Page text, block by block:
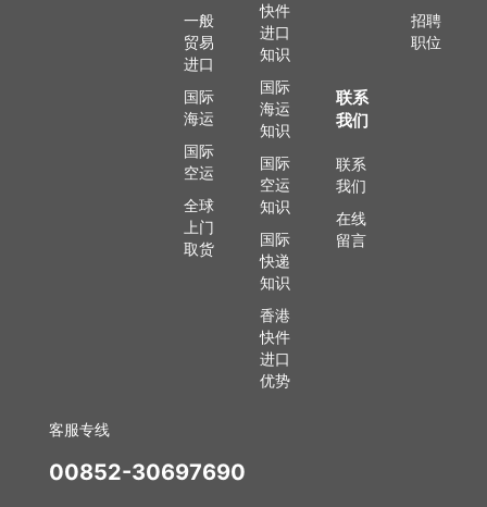
一般
贸易
进口
国际
海运
国际
空运
全球
上门
取货
快件
进口
知识
国际
海运
知识
国际
空运
知识
国际
快递
知识
香港
快件
进口
优势
招聘
职位
联系
我们
联系
我们
在线
留言
客服专线
00852-30697690